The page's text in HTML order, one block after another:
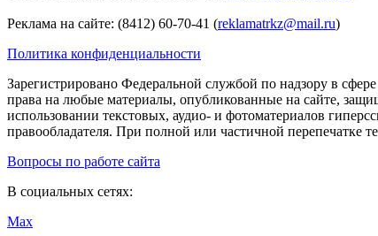
Реклама на сайте: (8412) 60-70-41 (reklamatrkz@mail.ru)
Политика конфиденциальности
Зарегистрировано Федеральной службой по надзору в
права на любые материалы, опубликованные на сайте,
использовании текстовых, аудио- и фотоматериалов
правообладателя. При полной или частичной перепечатке
Вопросы по работе сайта
В социальных сетях:
Max